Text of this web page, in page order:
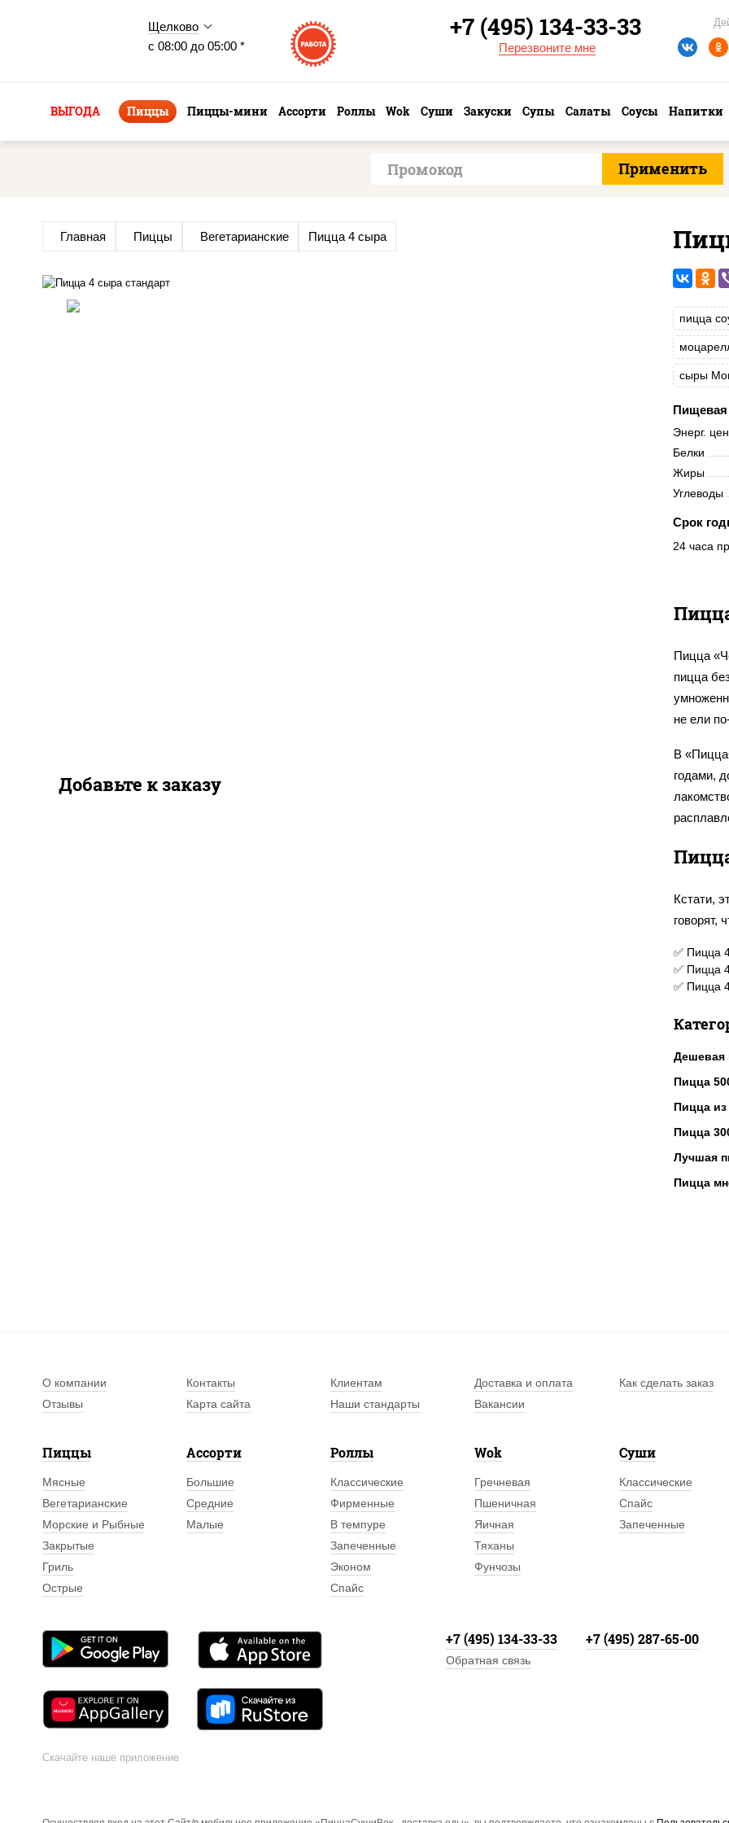
Щелково
с 08:00 до 05:00 *
+7 (495) 134-33-33
Перезвоните мне
ВЫГОДА Пиццы Пиццы-мини Ассорти Роллы Wok Суши Закуски Супы Салаты Соусы Напитки
Главная Пиццы Вегетарианские Пицца 4 сыра
пицца
сыры
Пищевая
Энерг.
Белки
Жиры
Углеводы
Срок
24 часа
Пицца
пицца
не ели
В
годами,
Кстати,
говорят,
Италии.
В
сыры,
А вот
на
У нас на
✅ Пицца
✅ Пицца
✅ Пицца
Дешевая
Пицца
Пицца из
Пицца
Лучшая
Пицца
Добавьте к заказу
О компании Контакты Клиентам Доставка и оплата Как сделать заказ
Отзывы
Карта сайта Наши стандарты Вакансии
Пиццы
Мясные
Вегетарианские
Морские и Рыбные
Закрытые
Гриль
Острые
Ассорти
Большие
Средние
Малые
Роллы
Классические
Фирменные
В темпуре
Запеченные
Эконом
Спайс
Wok
Гречневая
Пшеничная
Яичная
Тяханы
Фунчозы
Суши
Классические
Спайс
Запеченные
Скачайте наше приложение
+7 (495) 134-33-33 +7 (495) 287-65-00
Обратная связь